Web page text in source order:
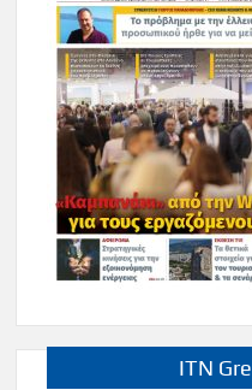
ITN